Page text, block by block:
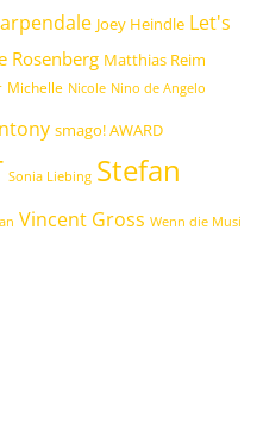
Joey Heindle Let's
Rosenberg Matthias Reim
Michelle Nicole Nino de Angelo
smago! AWARD
Sonia Liebing Stefan
Vincent Gross Wenn die Musi